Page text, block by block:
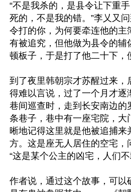
“不是我杀的，是县令让下重
死的，不是我的错。”李乂又
令打的你，为何要牵连他的主
有被追究，但他做为县令的辅
顿板子，于是打了他二十下，
到了夜里韩朝宗才苏醒过来，
得难以言说，过了一个月才逐
巷间巡查时，走到长安南边的
条巷子，巷中有一座宅院，大
晰地记得这里就是他被追捕来
方。这是座无人居住的空宅，
“这是某个公主的凶宅，人们
作者说，通过这个故事，可以